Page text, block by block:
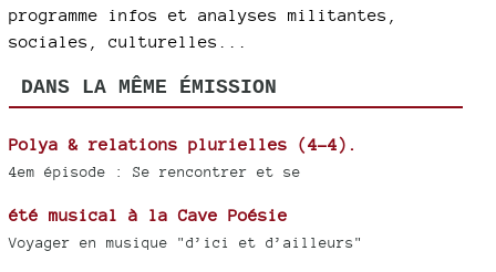
programme infos et analyses militantes,
sociales, culturelles...
DANS LA MÊME ÉMISSION
Polya & relations plurielles (4-4).
4em épisode : Se rencontrer et se
été musical à la Cave Poésie
Voyager en musique "d’ici et d’ailleurs"